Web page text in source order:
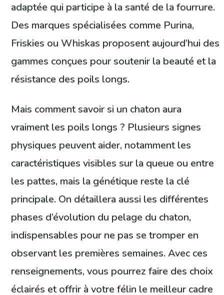
adaptée qui participe à la santé de la fourrure.
Des marques spécialisées comme Purina,
Friskies ou Whiskas proposent aujourd’hui des
gammes conçues pour soutenir la beauté et la
résistance des poils longs.
Mais comment savoir si un chaton aura
vraiment les poils longs ? Plusieurs signes
physiques peuvent aider, notamment les
caractéristiques visibles sur la queue ou entre
les pattes, mais la génétique reste la clé
principale. On détaillera aussi les différentes
phases d’évolution du pelage du chaton,
indispensables pour ne pas se tromper en
observant les premières semaines. Avec ces
renseignements, vous pourrez faire des choix
éclairés et offrir à votre félin le meilleur cadre